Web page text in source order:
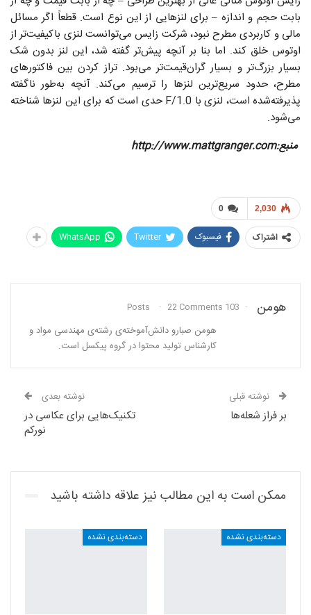
بابت حجم و اندازه – برای لنز‌هایی از این نوع است. قطعاً اگر مسائل
مالی و کاربردی مطرح نبود، شرکت زایس می‌توانست لنزی باکیفیت‌تر از
اوتوس خلق کند. اما بنا بر آنچه پیش‌تر گفته شد، این لنز بدون شک
بسیار بزرگ‌تر و بسیار گران‌قیمت‌تر می‌بود. تراز کردن بین فاکتور‌های
مطرح، حدود سریع‌ترین لنزها را ترسیم می‌کند. آنچه به‌طور ناگفته
پذیرفته‌شده است، لنزی با F/1.0 حدی است که برای این لنز‌ها شناخته
می‌شود.
منبع:http://www.mattgranger.com
0 2,030
اشتراک فیسبوک Twitter
WhatsApp
هومن 103 Posts
22 Comments
هومن صبارو دانش‌آموخته‌ی رشته‌ی مهندسی مواد و
کارشناس تولید محتوا در گروه پیکسل است.
نوشته قبلی
بر فراز شعله‌ها
نوشته بعدی
تکنیک‌هایی برای عکاسی در
نور‌کم
ممکن است به این مطالب نیز علاقه داشته باشید
دسته‌بندی نشده دسته‌بندی نشده